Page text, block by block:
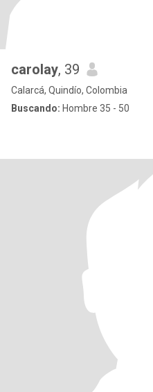
carolay, 39
Calarcá, Quindío, Colombia
Buscando: Hombre 35 - 50